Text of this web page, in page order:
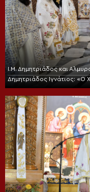
Ι.Μ. Δημητριάδος και
Δημητριάδος Ιγνάτιος: «Ο